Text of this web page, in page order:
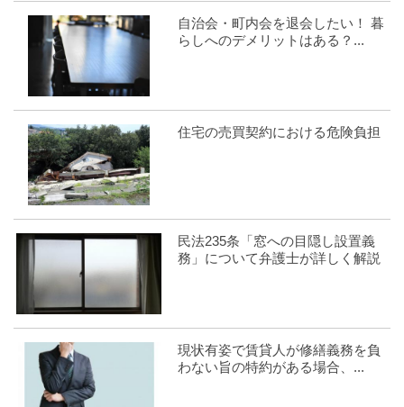
自治会・町内会を退会したい！ 暮
らしへのデメリットはある？...
住宅の売買契約における危険負担
民法235条「窓への目隠し設置義
務」について弁護士が詳しく解説
現状有姿で賃貸人が修繕義務を負
わない旨の特約がある場合、...